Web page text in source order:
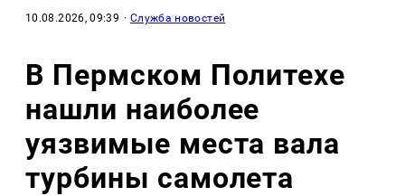
10.08.2026, 09:39 · Служба новостей
В Пермском Политехе
нашли наиболее
уязвимые места вала
турбины самолета